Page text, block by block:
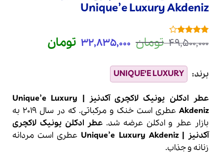
Unique’e Luxury Akdeniz
امتیازدهی
1
امتیازدهی
مشتری
49,500,000 تومان قیمت
اصلی
بود.
32,835,000 تومانقیمت
فعلی
عطر ادکلن یونیک لاکچری آکدنیز | Unique’e Luxury
Akdeniz
عطری است خنک و مرکباتی. که در سال 2019 به
بازار عطر وادکلن عرضه شد. عطر ادکلن یونیک لاکچری
آکدنیز | Unique’e Luxury Akdeniz
عطری است مردانه
زنانه و جذاب.